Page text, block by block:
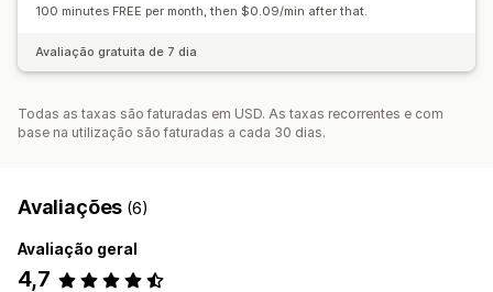
100 minutes FREE per month, then $0.09/min after that.
Avaliação gratuita de 7 dia
Todas as taxas são faturadas em USD. As taxas recorrentes e com
base na utilização são faturadas a cada 30 dias.
Avaliações (6)
Avaliação geral
4,7